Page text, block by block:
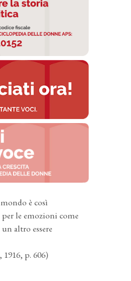
è così
le emozioni come
altro essere
p. 606)